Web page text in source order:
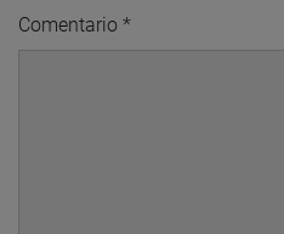
Comentario *